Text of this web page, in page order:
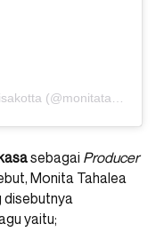
(@monitatahalea)
sebagai Producer
Monita Tahalea
disebutnya
yaitu;